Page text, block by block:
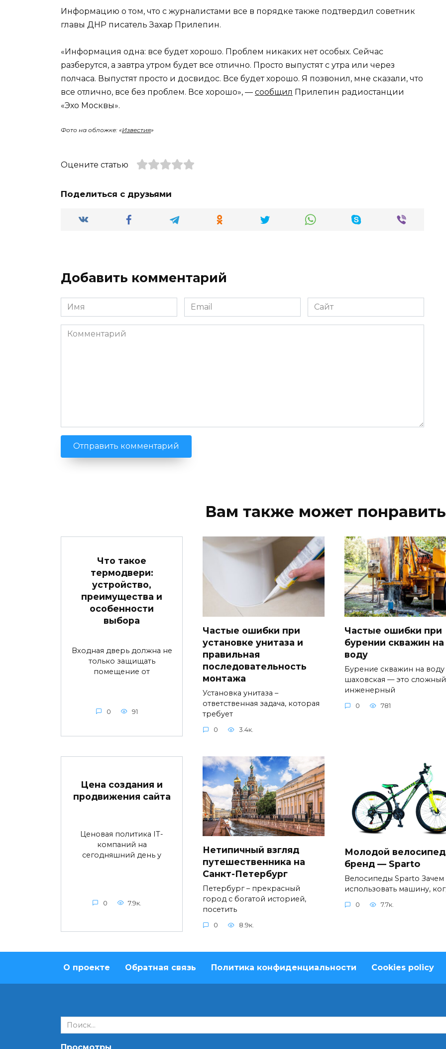
Информацию о том, что с журналистами все в порядке также подтвердил советник
главы ДНР писатель Захар Прилепин.
«Информация одна: все будет хорошо. Проблем никаких нет особых. Сейчас
разберутся, а завтра утром будет все отлично. Просто выпустят с утра или через
полчаса. Выпустят просто и досвидос. Все будет хорошо. Я позвонил, мне сказали, что
все отлично, все без проблем. Все хорошо», — сообщил Прилепин радиостанции
«Эхо Москвы».
Фото на обложке: «Известия»
Оцените статью
Поделиться с друзьями
Добавить комментарий
Имя
*
Email
*
Сайт
Комментарий
Вам также может
Что такое
термодвери:
устройство,
преимущества и
особенности
выбора
Входная дверь должна не
только защищать
помещение от
0 91
Частые ошибки при
установке унитаза и
правильная
последовательность
монтажа
Установка унитаза –
ответственная задача, которая
требует
0 3.4к.
Частые ошибки при
бурении скважин на
воду
Бурение скважин на воду
шаховская — это сложный
инженерный
0 781
Цена создания и
продвижения сайта
Ценовая политика IT-
компаний на
сегодняшний день у
0 7.9к.
Нетипичный взгляд
путешественника на
Санкт-Петербург
Петербург – прекрасный
город с богатой историей,
посетить
0 8.9к.
Молодой
бренд — Sparto
Велосипеды Sparto Зачем
использовать машину,
0 7.7к.
О проекте Обратная связь Политика конфиденциальности Cookies policy
Search
for: